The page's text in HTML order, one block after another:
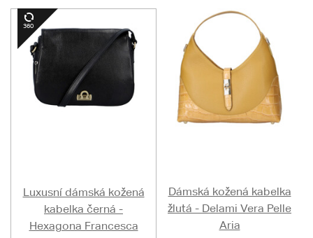
Luxusní dámská kožená
kabelka černá -
Hexagona Francesca
Dámská kožená kabelka
žlutá - Delami Vera Pelle
Aria